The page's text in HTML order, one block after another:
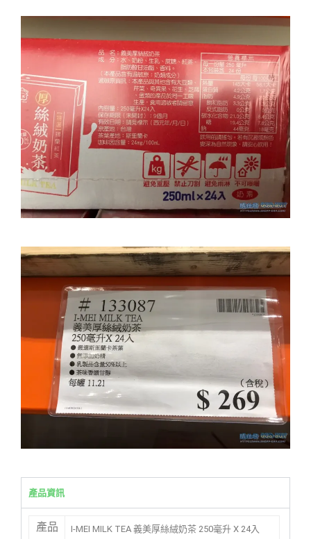
產品資訊
產品
I-MEI MILK TEA 義美厚絲絨奶茶 250毫升 X 24入